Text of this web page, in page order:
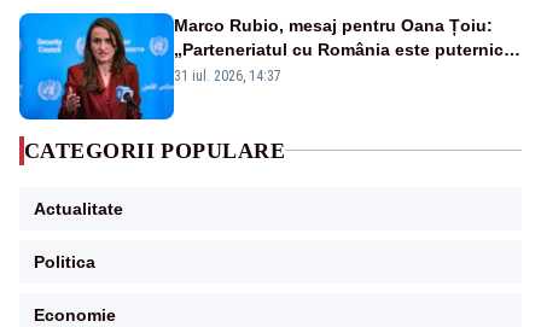
Marco Rubio, mesaj pentru Oana Țoiu:
„Parteneriatul cu România este puternic
și prețuit”
31 iul. 2026, 14:37
CATEGORII POPULARE
Actualitate
Politica
Economie